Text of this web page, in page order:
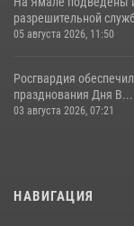
разрешительной
05 августа 2026, 11:50
Росгвардия
празднования Дня В...
03 августа 2026, 07:21
НАВИГАЦИЯ